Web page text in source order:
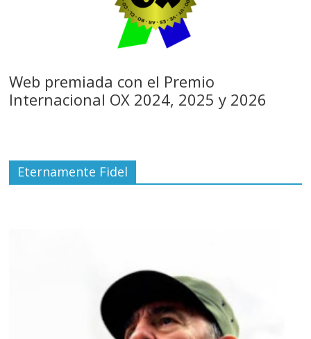
Web premiada con el Premio
Internacional OX 2024, 2025 y 2026
Eternamente Fidel